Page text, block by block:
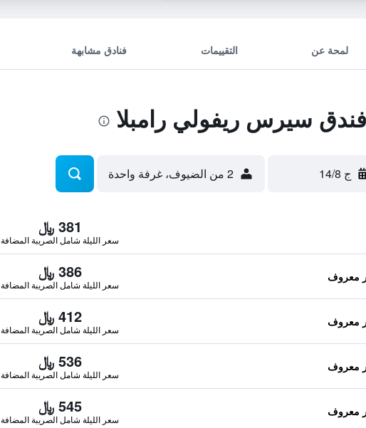
لمحة عن التقييمات فنادق مشابهة
سيرس ريفولي رامبلا
ج 14/8 2 من الضيوف، غرفة واحدة
381 ﷼
سعر الليلة شامل الصريبة المضافة
386 ﷼
سعر الليلة شامل الصريبة المضافة
412 ﷼
سعر الليلة شامل الصريبة المضافة
536 ﷼
سعر الليلة شامل الصريبة المضافة
545 ﷼
سعر الليلة شامل الصريبة المضافة